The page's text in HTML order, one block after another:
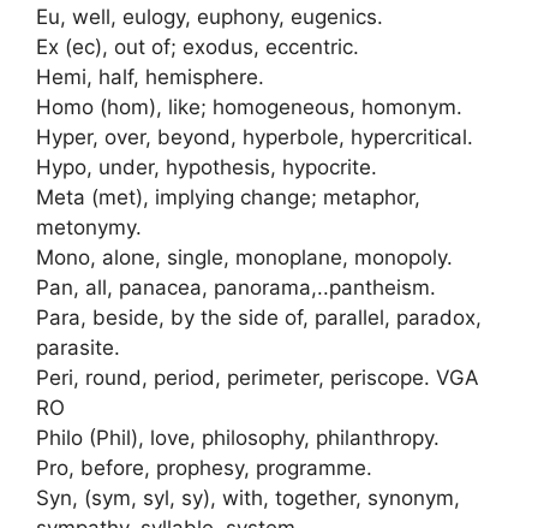
Eu, well, eulogy, euphony, eugenics.
Ex (ec), out of; exodus, eccentric.
Hemi, half, hemisphere.
Homo (hom), like; homogeneous, homonym.
Hyper, over, beyond, hyperbole, hypercritical.
Hypo, under, hypothesis, hypocrite.
Meta (met), implying change; metaphor,
metonymy.
Mono, alone, single, monoplane, monopoly.
Pan, all, panacea, panorama,..pantheism.
Para, beside, by the side of, parallel, paradox,
parasite.
Peri, round, period, perimeter, periscope. VGA
RO
Philo (Phil), love, philosophy, philanthropy.
Pro, before, prophesy, programme.
Syn, (sym, syl, sy), with, together, synonym,